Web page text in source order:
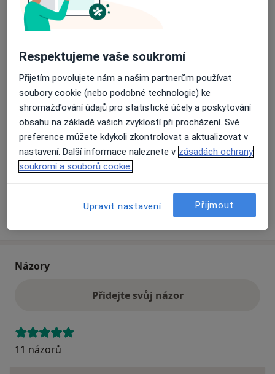
Sam. ordinace PL - stomatologa
č.d. 383, Dolní Újezd 56961
Přiblížit mapu
Dostupnost
Na této adrese online kalendář není aktivní
Co mám v takové situaci udělat?
Způsoby platby (soukromé návštěvy)
Na teto adrese lékař přijímá pacienty na pojišťovnu
o adrese
Názory
Přidejte svůj názor
11 názorů
Respektujeme vaše soukromí
Přijetím povolujete nám a našim partnerům používat
soubory cookie (nebo podobné technologie) ke
shromažďování údajů pro statistické účely a poskytování
obsahu na základě vašich zvyklostí při procházení. Své
preference můžete kdykoli zkontrolovat a aktualizovat v
nastavení. Další informace naleznete v zásadách ochrany
soukromí a souborů cookie.
Upravit nastavení Přijmout